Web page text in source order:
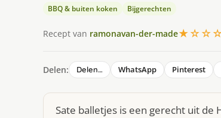
BBQ & buiten koken Bijgerechten
Recept van ramonavan-der-made
Delen: Delen… WhatsApp Pinterest
Sate balletjes is een gerecht uit de